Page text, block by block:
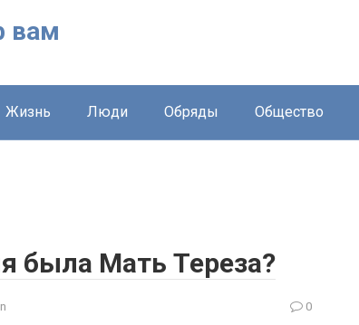
вам
Жизнь Люди Обряды Общество
была Мать Тереза?
0